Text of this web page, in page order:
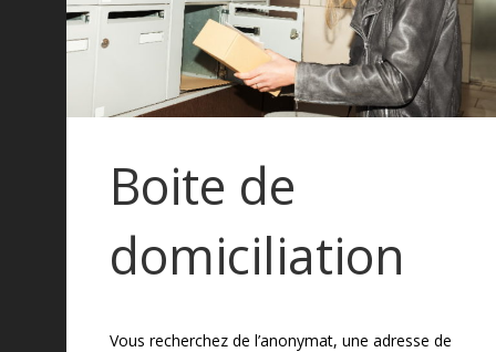
Boite de
domiciliation
Vous recherchez de l’anonymat, une adresse de